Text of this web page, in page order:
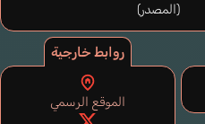
(المصدر)
روابط خارجية
الموقع الرسمي